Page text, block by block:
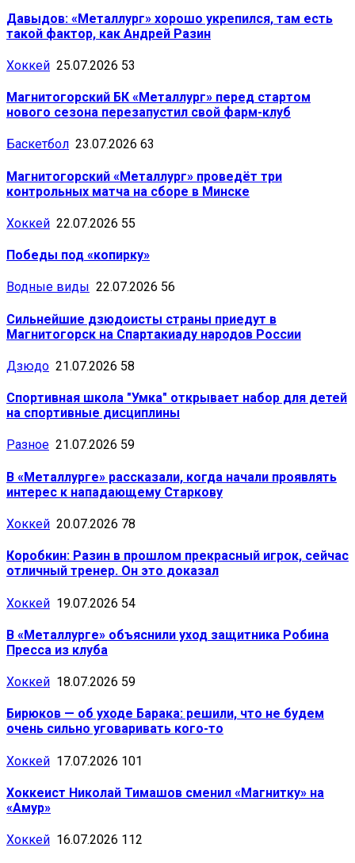
Давыдов: «Металлург» хорошо укрепился, там есть
такой фактор, как Андрей Разин
Хоккей 25.07.2026 53
Магнитогорский БК «Металлург» перед стартом
нового сезона перезапустил свой фарм-клуб
Баскетбол 23.07.2026 63
Магнитогорский «Металлург» проведёт три
контрольных матча на сборе в Минске
Хоккей 22.07.2026 55
Победы под «копирку»
Водные виды 22.07.2026 56
Сильнейшие дзюдоисты страны приедут в
Магнитогорск на Спартакиаду народов России
Дзюдо 21.07.2026 58
Спортивная школа "Умка" открывает набор для детей
на спортивные дисциплины
Разное 21.07.2026 59
В «Металлурге» рассказали, когда начали проявлять
интерес к нападающему Старкову
Хоккей 20.07.2026 78
Коробкин: Разин в прошлом прекрасный игрок, сейчас
отличный тренер. Он это доказал
Хоккей 19.07.2026 54
В «Металлурге» объяснили уход защитника Робина
Пресса из клуба
Хоккей 18.07.2026 59
Бирюков — об уходе Барака: решили, что не будем
очень сильно уговаривать кого-то
Хоккей 17.07.2026 101
Хоккеист Николай Тимашов сменил «Магнитку» на
«Амур»
Хоккей 16.07.2026 112